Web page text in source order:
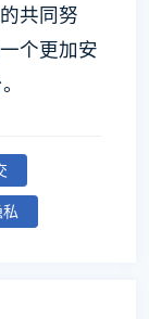
共同努
个更加安